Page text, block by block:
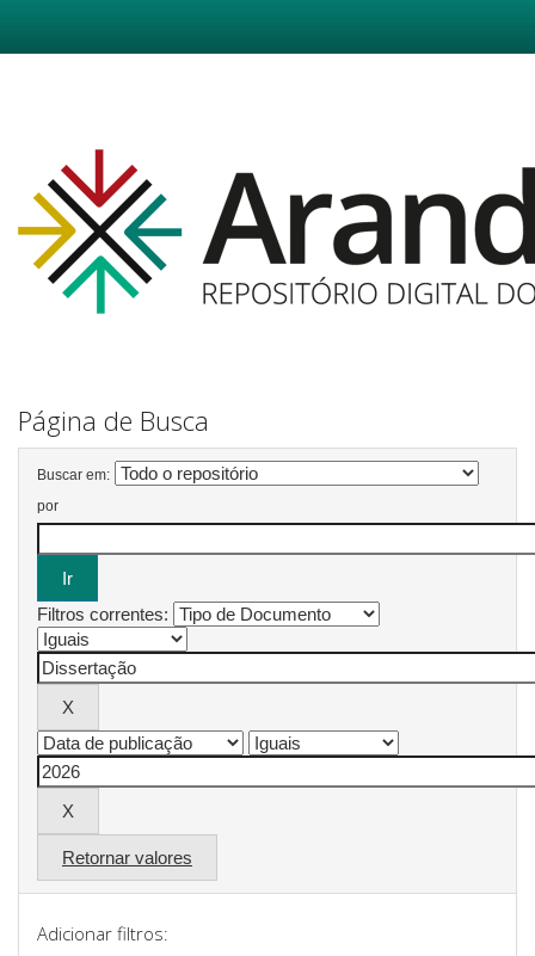
Página de Busca
Buscar em:
por
Filtros correntes:
Retornar valores
Adicionar filtros: